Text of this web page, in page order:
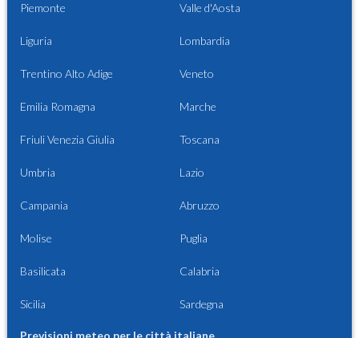
Piemonte Valle d'Aosta
Liguria Lombardia
Trentino Alto Adige Veneto
Emilia Romagna Marche
Friuli Venezia Giulia Toscana
Umbria Lazio
Campania Abruzzo
Molise Puglia
Basilicata Calabria
Sicilia Sardegna